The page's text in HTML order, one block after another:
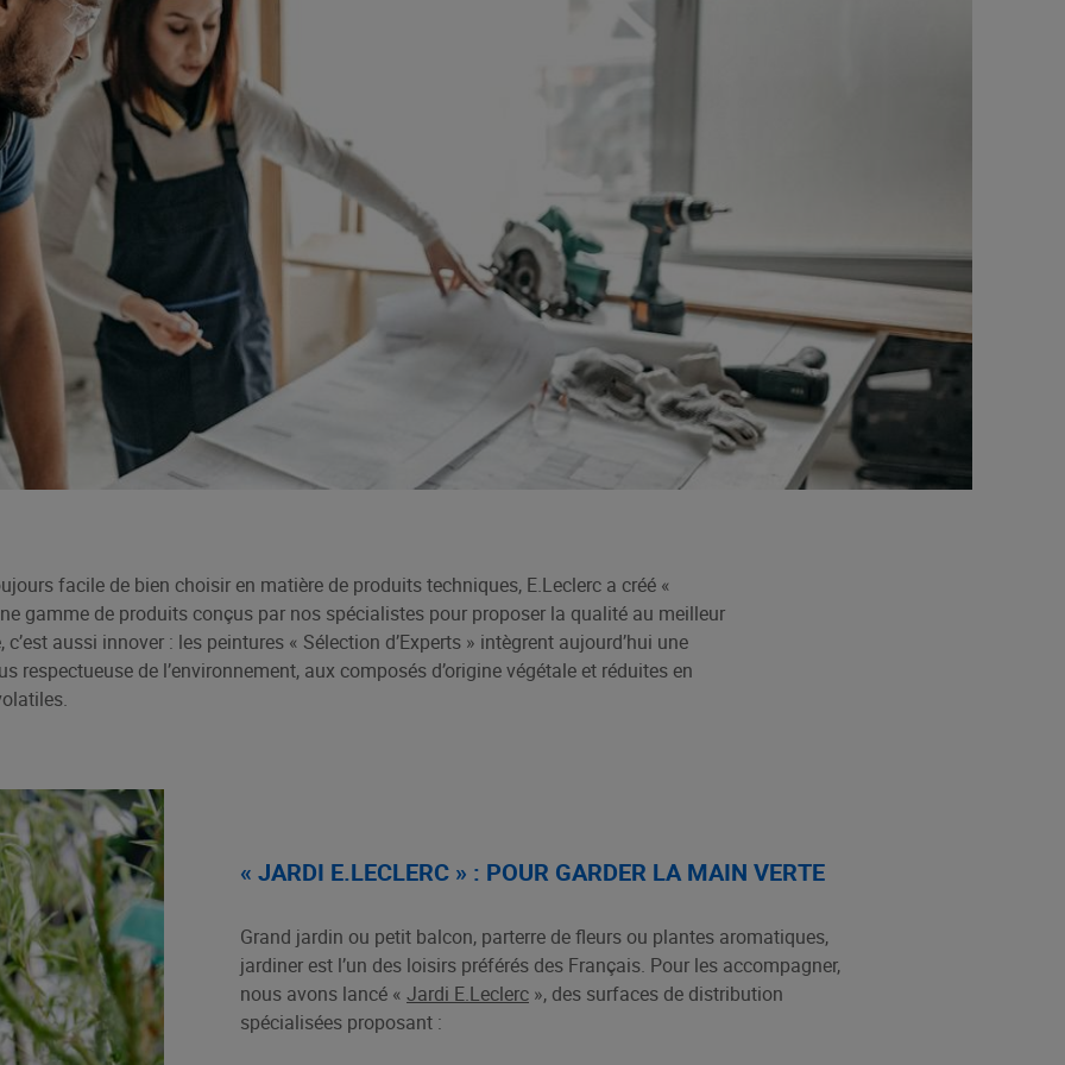
facile de bien choisir en matière de produits techniques, E.Leclerc a créé «
gamme de produits conçus par nos spécialistes pour proposer la qualité au meilleur
aussi innover : les peintures « Sélection d’Experts » intègrent aujourd’hui une
respectueuse de l’environnement, aux composés d’origine végétale et réduites en
« JARDI E.LECLERC » : POUR GARDER LA MAIN VERTE
Grand jardin ou petit balcon, parterre de fleurs ou plantes aromatiques,
jardiner est l’un des loisirs préférés des Français. Pour les accompagner,
nous avons lancé « Jardi E.Leclerc », des surfaces de distribution
spécialisées proposant :